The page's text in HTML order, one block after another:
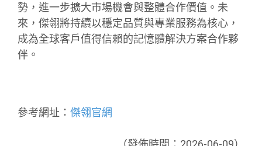
勢，進一步擴大市場機會與整體合作價值。未
來，傑翎將持續以穩定品質與專業服務為核心，
成為全球客戶值得信賴的記憶體解決方案合作夥
伴。
參考網址： 傑翎官網